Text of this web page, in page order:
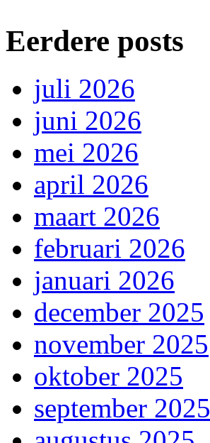
Eerdere posts
juli 2026
juni 2026
mei 2026
april 2026
maart 2026
februari 2026
januari 2026
december 2025
november 2025
oktober 2025
september 2025